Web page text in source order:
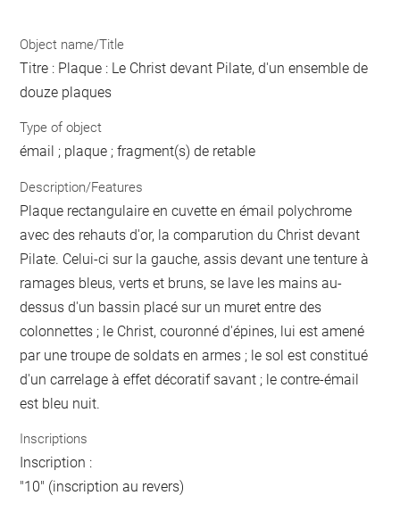
Object name/Title
Titre : Plaque : Le Christ devant Pilate, d'un ensemble de
douze plaques
Type of object
émail ; plaque ; fragment(s) de retable
Description/Features
Plaque rectangulaire en cuvette en émail polychrome
avec des rehauts d'or, la comparution du Christ devant
Pilate. Celui-ci sur la gauche, assis devant une tenture à
ramages bleus, verts et bruns, se lave les mains au-
dessus d'un bassin placé sur un muret entre des
colonnettes ; le Christ, couronné d'épines, lui est amené
par une troupe de soldats en armes ; le sol est constitué
d'un carrelage à effet décoratif savant ; le contre-émail
est bleu nuit.
Inscriptions
Inscription :
"10" (inscription au revers)